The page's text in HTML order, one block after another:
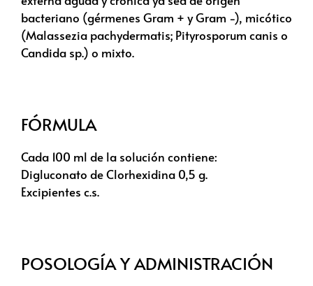
bacteriano (gérmenes Gram + y Gram -), micótico
(Malassezia pachydermatis; Pityrosporum canis o
Candida sp.) o mixto.
FÓRMULA
Cada 100 ml de la solución contiene:
Digluconato de Clorhexidina 0,5 g.
Excipientes c.s.
POSOLOGÍA Y ADMINISTRACIÓN